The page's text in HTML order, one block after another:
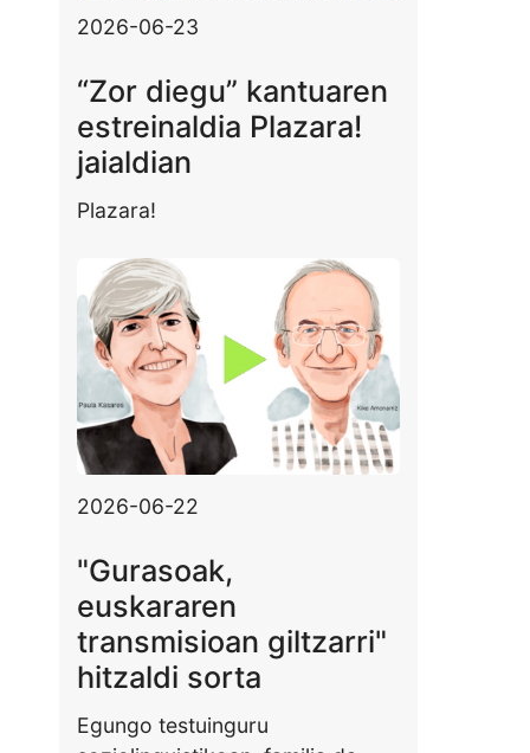
2026-06-23
“Zor diegu” kantuaren
estreinaldia Plazara!
jaialdian
Plazara!
2026-06-22
"Gurasoak,
euskararen
transmisioan giltzarri"
hitzaldi sorta
Egungo testuinguru